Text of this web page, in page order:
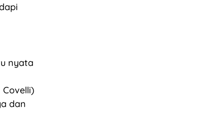
nyata
dan